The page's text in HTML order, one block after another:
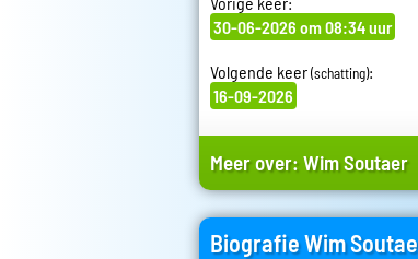
30-06-2026 om 08:34 uur
Volgende keer(schatting):
16-09-2026
Meer over:Wim Soutaer
Biografie Wim